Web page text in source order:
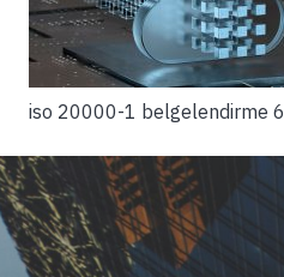
iso 20000-1 belgelendirme 6